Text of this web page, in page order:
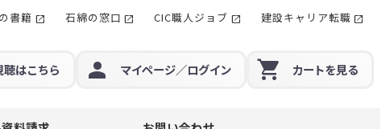
聴はこちら マイページ／ログイン カートを見る
書籍 石綿の窓口 CIC職人ジョブ 建設キャリア転職